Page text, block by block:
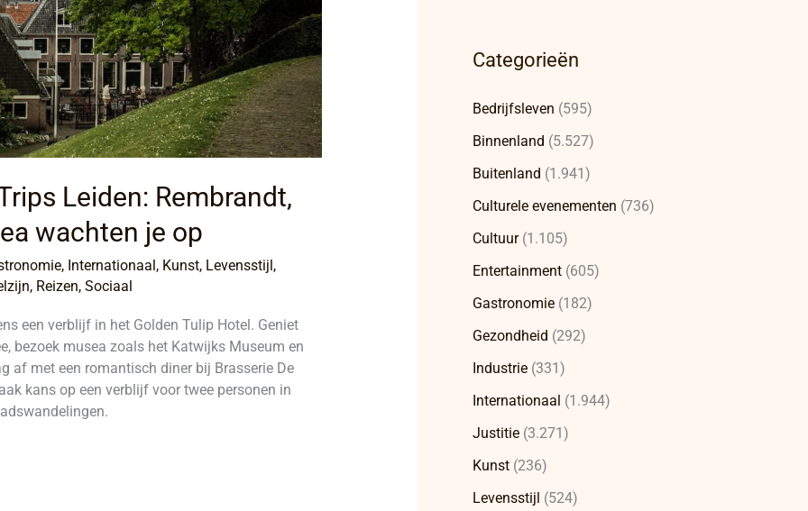
Leiden: Rembrandt,
wachten je op
, Internationaal , Kunst, Levensstijl ,
, Reizen, Sociaal
een verblijf in het Golden Tulip Hotel. Geniet
bezoek musea zoals het Katwijks Museum en
af met een romantisch diner bij Brasserie De
kans op een verblijf voor twee personen in
Categorieën
Bedrijfsleven (595)
Binnenland (5.527)
Buitenland (1.941)
Culturele evenementen (736)
Cultuur(1.105)
Entertainment (605)
Gastronomie (182)
Gezondheid (292)
Industrie (331)
Internationaal (1.944)
Justitie (3.271)
Kunst (236)
Levensstijl (524)